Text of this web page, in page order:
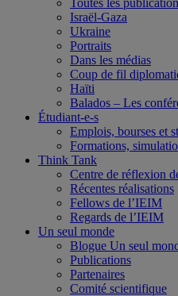
Toutes les
Israël-Gaza
Ukraine
Portraits
Dans les médias
Coup de fil
Haïti
Balados – Les
Étudiant-e-s
Emplois, bourses et
Formations,
Think Tank
Centre de réflexion
Récentes réalisations
Fellows de l’IEIM
Regards de l’IEIM
Un seul monde
Blogue Un seul
Publications
Partenaires
Comité scientifique